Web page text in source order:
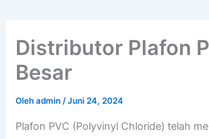
Distributor Plafon
Besar
Olehadmin/Juni 24, 2024
Plafon PVC (Polyvinyl Chloride) telah